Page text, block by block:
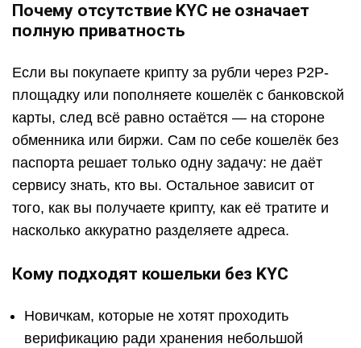
Почему отсутствие KYC не означает
полную приватность
Если вы покупаете крипту за рубли через P2P-
площадку или пополняете кошелёк с банковской
карты, след всё равно остаётся — на стороне
обменника или биржи. Сам по себе кошелёк без
паспорта решает только одну задачу: не даёт
сервису знать, кто вы. Остальное зависит от
того, как вы получаете крипту, как её тратите и
насколько аккуратно разделяете адреса.
Кому подходят кошельки без KYC
Новичкам, которые не хотят проходить
верификацию ради хранения небольшой